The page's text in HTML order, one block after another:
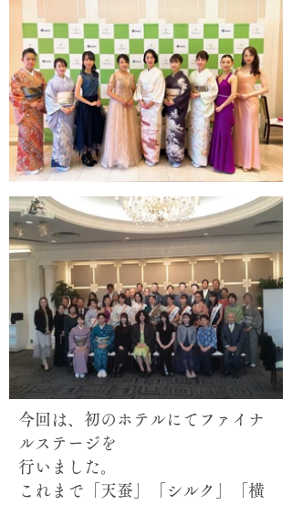
今回は、初のホテルにてファイナ
ルステージを
行いました。
これまで「天蚕」「シルク」「横